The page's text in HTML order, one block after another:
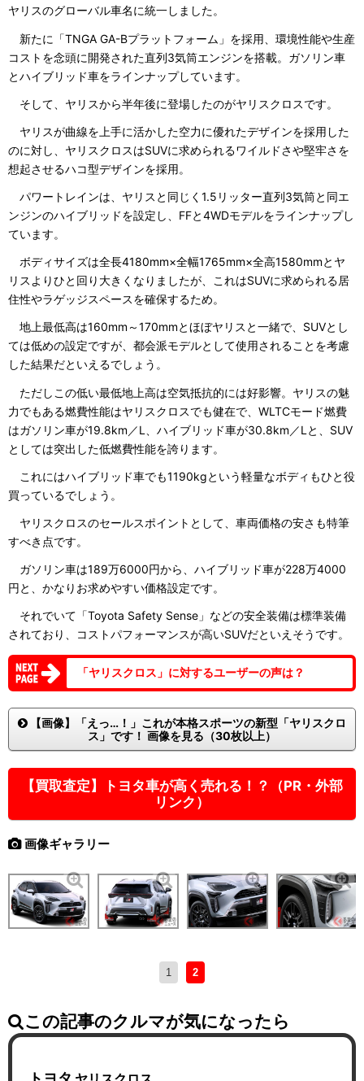
ヤリスのグローバル車名に統一しました。
新たに「TNGA GA-Bプラットフォーム」を採用、環境性能や生産
コストを念頭に開発された直列3気筒エンジンを搭載。ガソリン車
とハイブリッド車をラインナップしています。
そして、ヤリスから半年後に登場したのがヤリスクロスです。
ヤリスが曲線を上手に活かした空力に優れたデザインを採用した
のに対し、ヤリスクロスはSUVに求められるワイルドさや堅牢さを
想起させるハコ型デザインを採用。
パワートレインは、ヤリスと同じく1.5リッター直列3気筒と同エ
ンジンのハイブリッドを設定し、FFと4WDモデルをラインナップし
ています。
ボディサイズは全長4180mm×全幅1765mm×全高1580mmとヤ
リスよりひと回り大きくなりましたが、これはSUVに求められる居
住性やラゲッジスペースを確保するため。
地上最低高は160mm～170mmとほぼヤリスと一緒で、SUVとし
ては低めの設定ですが、都会派モデルとして使用されることを考慮
した結果だといえるでしょう。
ただしこの低い最低地上高は空気抵抗的には好影響。ヤリスの魅
力でもある燃費性能はヤリスクロスでも健在で、WLTCモード燃費
はガソリン車が19.8km／L、ハイブリッド車が30.8km／Lと、SUV
としては突出した低燃費性能を誇ります。
これにはハイブリッド車でも1190kgという軽量なボディもひと役
買っているでしょう。
ヤリスクロスのセールスポイントとして、車両価格の安さも特筆
すべき点です。
ガソリン車は189万6000円から、ハイブリッド車が228万4000
円と、かなりお求めやすい価格設定です。
それでいて「Toyota Safety Sense」などの安全装備は標準装備
されており、コストパフォーマンスが高いSUVだといえそうです。
「ヤリスクロス」に対するユーザーの声は？
【画像】「えっ…！」これが本格スポーツの新型「ヤリスクロ
ス」です！ 画像を見る（30枚以上）
【買取査定】トヨタ車が高く売れる！？（PR・外部
リンク）
画像ギャラリー
1 2
この記事のクルマが気になったら